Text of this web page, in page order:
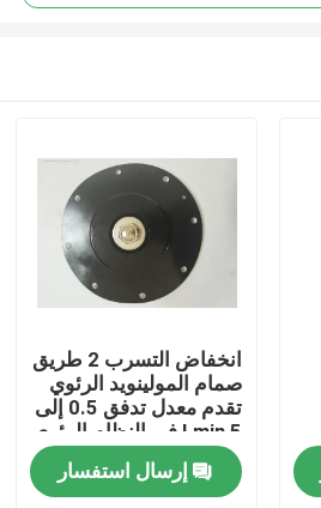
انخفاض التسرب 2 طريق
صمام المولينويد الرئوي
تقدم معدل تدفق 0.5 إلى
5 Lmin في النظام الرئوي
إرسال استفسار